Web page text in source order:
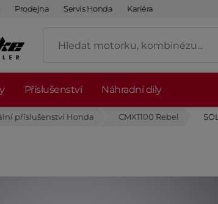
Prodejna Servis Honda Kariéra
Příslušenství Náhradní díly
příslušenství Honda CMX1100 Rebel